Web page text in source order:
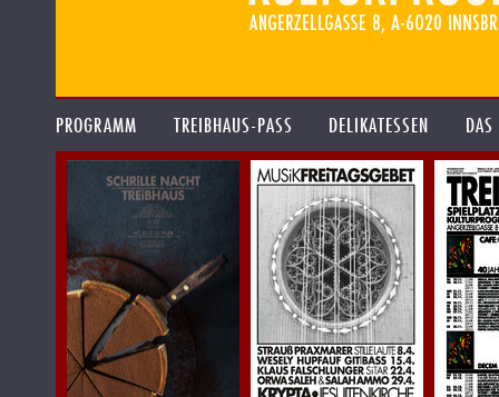
PROGRAMM TREIBHAUS-PASS DELIKATESSEN